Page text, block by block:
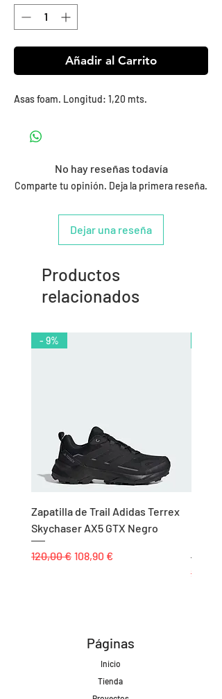
Añadir al Carrito
Asas foam. Longitud: 1,20 mts.
No hay reseñas todavía
Comparte tu opinión. Deja la primera reseña.
Dejar una reseña
Productos
relacionados
- 9%
Zapatilla de Trail Adidas Terrex
Skychaser AX5 GTX Negro
Precio
120,00 € Precio de oferta
108,90 €
Precio
25,00 €
Páginas
Inicio
Tienda